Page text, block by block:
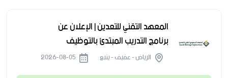
المعهد التقني للتعدين | الإعلان عن
برنامج التدريب المبتدئ بالتوظيف
الرياض - عفيف - ينبع